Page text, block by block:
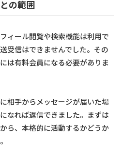
の範囲
ィール閲覧や検索機能は利用で
受信はできませんでした。その
は有料会員になる必要がありま
相手からメッセージが届いた場
なれば返信できました。まずは
ら、本格的に活動するかどうか